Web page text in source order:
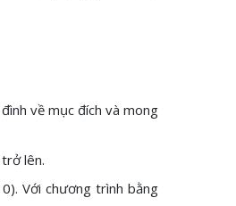
về mục đích và mong
lên.
Với chương trình bằng